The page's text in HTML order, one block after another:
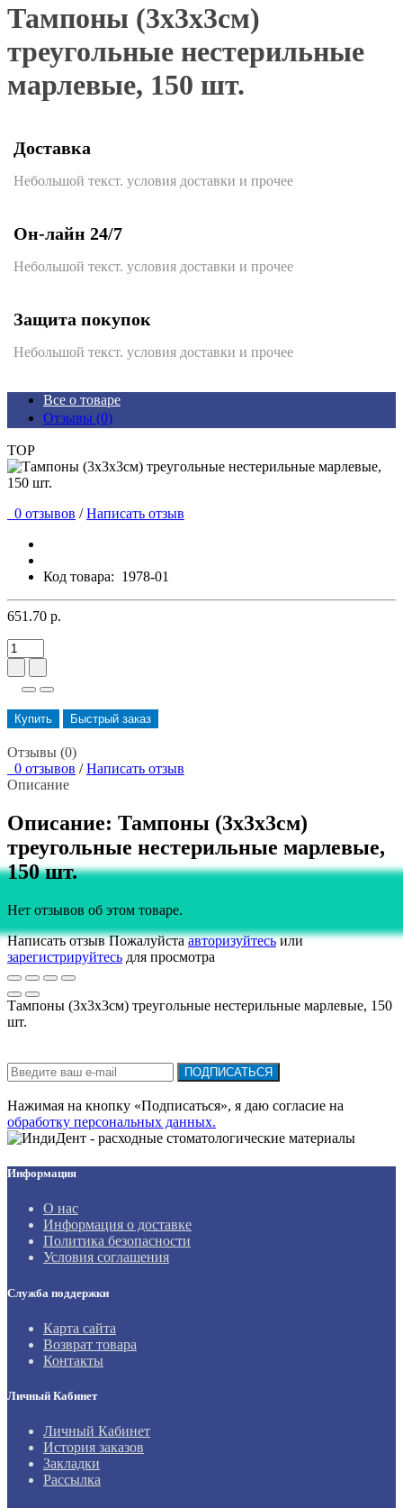
Тампоны (3х3х3см)
треугольные нестерильные
марлевые, 150 шт.
Доставка
Небольшой текст. условия доставки и прочее
Он-лайн 24/7
Небольшой текст. условия доставки и прочее
Защита покупок
Небольшой текст. условия доставки и прочее
Все о товаре
Отзывы (0)
TOP
0 отзывов / Написать отзыв
Код товара: 1978-01
651.70 р.
Купить Быстрый заказ
Отзывы (0)
0 отзывов / Написать отзыв
Описание
Описание: Тампоны (3х3х3см)
треугольные нестерильные марлевые,
150 шт.
Нет отзывов об этом товаре.
Написать отзывПожалуйстаавторизуйтесьили
зарегистрируйтесь для просмотра
Тампоны (3х3х3см) треугольные нестерильные марлевые, 150
шт.
ПОДПИСАТЬСЯ
Нажимая на кнопку «Подписаться», я даю cогласие на
обработку персональных данных.
Информация
О нас
Информация о доставке
Политика безопасности
Условия соглашения
Служба поддержки
Карта сайта
Возврат товара
Контакты
Личный Кабинет
Личный Кабинет
История заказов
Закладки
Рассылка